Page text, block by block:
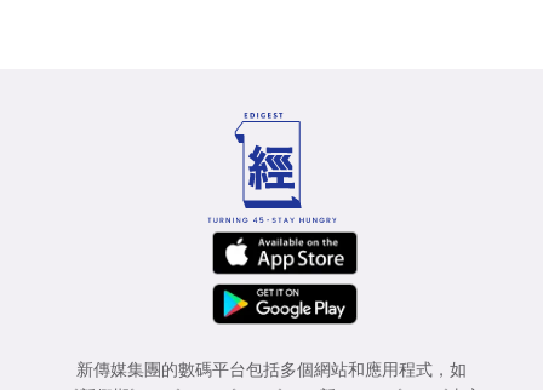
新傳媒集團的數碼平台包括多個網站和應用程式，如